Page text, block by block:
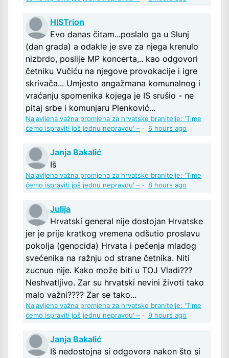
HISTrion
Evo danas čitam...poslalo ga u Slunj
(dan grada) a odakle je sve za njega krenulo
nizbrdo, poslije MP koncerta,.. kao odgovori
četniku Vučiću na njegove provokacije i igre
skrivača... Umjesto angažmana komunalnog i
vraćanju spomenika kojega je IS srušio - ne
pitaj srbe i komunjaru Plenković...
Najavljena važna promjena za hrvatske branitelje: 'Time
ćemo ispraviti još jednu nepravdu' – · 6 hours ago
Janja Bakalić
Iš
Najavljena važna promjena za hrvatske branitelje: 'Time
ćemo ispraviti još jednu nepravdu' – · 8 hours ago
Julija
Hrvatski general nije dostojan Hrvatske
jer je prije kratkog vremena odšutio proslavu
pokolja (genocida) Hrvata i pečenja mladog
svećenika na ražnju od strane četnika. Niti
zucnuo nije. Kako može biti u TOJ Vladi???
Neshvatljivo. Zar su hrvatski nevini životi tako
malo važni???? Zar se tako...
Najavljena važna promjena za hrvatske branitelje: 'Time
ćemo ispraviti još jednu nepravdu' – · 9 hours ago
Janja Bakalić
Iš nedostojna si odgovora nakon što si